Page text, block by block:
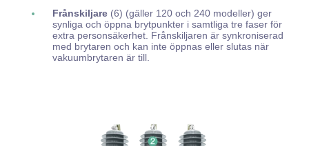
Frånskiljare (6) (gäller 120 och 240 modeller) ger
synliga och öppna brytpunkter i samtliga tre faser för
extra personsäkerhet. Frånskiljaren är synkroniserad
med brytaren och kan inte öppnas eller slutas när
vakuumbrytaren är till.